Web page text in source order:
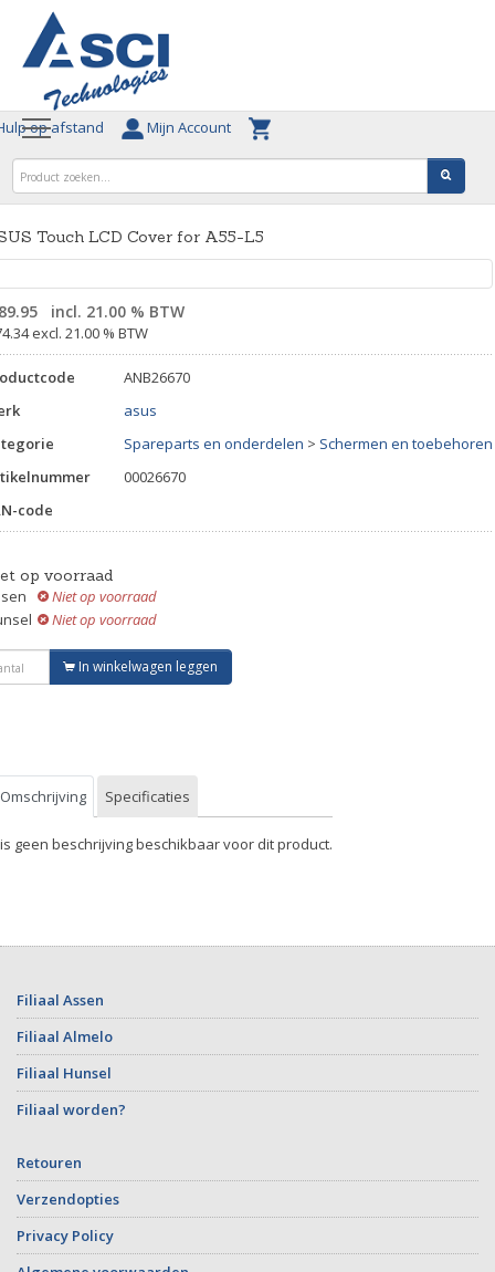
op afstand Mijn Account
Touch LCD Cover for A55-L5
incl. 21.00 % BTW
excl. 21.00 % BTW
ANB26670
asus
Spareparts en onderdelen > Schermen en toebehoren
00026670
code
op voorraad
Niet op voorraad
Niet op voorraad
In winkelwagen leggen
Omschrijving Specificaties
geen beschrijving beschikbaar voor dit product.
Filiaal Assen
Filiaal Almelo
Filiaal Hunsel
Filiaal worden?
Retouren
Verzendopties
Privacy Policy